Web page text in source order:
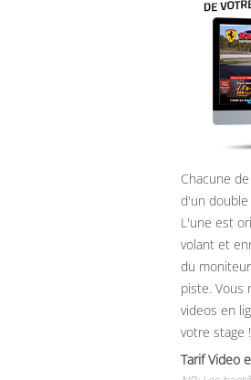
Chacune
d'un
L'une est
volant et
du
piste. Vous
videos en
votre stage !
Tarif Video